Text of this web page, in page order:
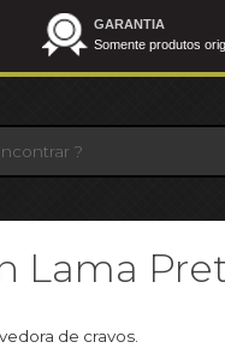
GARANTIA
Somente produtos
Lama
de cravos.